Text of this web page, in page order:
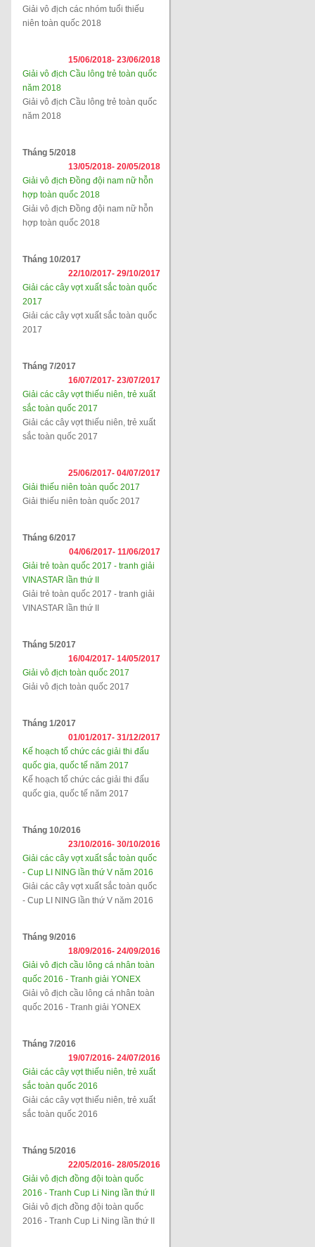
Giải vô địch các nhóm tuổi thiếu
niên toàn quốc 2018
15/06/2018- 23/06/2018
Giải vô địch Cầu lông trẻ toàn quốc
năm 2018
Giải vô địch Cầu lông trẻ toàn quốc
năm 2018
Tháng 5/2018
13/05/2018- 20/05/2018
Giải vô địch Đồng đội nam nữ hỗn
hợp toàn quốc 2018
Giải vô địch Đồng đội nam nữ hỗn
hợp toàn quốc 2018
Tháng 10/2017
22/10/2017- 29/10/2017
Giải các cây vợt xuất sắc toàn quốc
2017
Giải các cây vợt xuất sắc toàn quốc
2017
Tháng 7/2017
16/07/2017- 23/07/2017
Giải các cây vợt thiếu niên, trẻ xuất
sắc toàn quốc 2017
Giải các cây vợt thiếu niên, trẻ xuất
sắc toàn quốc 2017
25/06/2017- 04/07/2017
Giải thiếu niên toàn quốc 2017
Giải thiếu niên toàn quốc 2017
Tháng 6/2017
04/06/2017- 11/06/2017
Giải trẻ toàn quốc 2017 - tranh giải
VINASTAR lần thứ II
Giải trẻ toàn quốc 2017 - tranh giải
VINASTAR lần thứ II
Tháng 5/2017
16/04/2017- 14/05/2017
Giải vô địch toàn quốc 2017
Giải vô địch toàn quốc 2017
Tháng 1/2017
01/01/2017- 31/12/2017
Kế hoạch tổ chức các giải thi đấu
quốc gia, quốc tế năm 2017
Kế hoạch tổ chức các giải thi đấu
quốc gia, quốc tế năm 2017
Tháng 10/2016
23/10/2016- 30/10/2016
Giải các cây vợt xuất sắc toàn quốc
- Cup LI NING lần thứ V năm 2016
Giải các cây vợt xuất sắc toàn quốc
- Cup LI NING lần thứ V năm 2016
Tháng 9/2016
18/09/2016- 24/09/2016
Giải vô địch cầu lông cá nhân toàn
quốc 2016 - Tranh giải YONEX
Giải vô địch cầu lông cá nhân toàn
quốc 2016 - Tranh giải YONEX
Tháng 7/2016
19/07/2016- 24/07/2016
Giải các cây vợt thiếu niên, trẻ xuất
sắc toàn quốc 2016
Giải các cây vợt thiếu niên, trẻ xuất
sắc toàn quốc 2016
Tháng 5/2016
22/05/2016- 28/05/2016
Giải vô địch đồng đội toàn quốc
2016 - Tranh Cup Li Ning lần thứ II
Giải vô địch đồng đội toàn quốc
2016 - Tranh Cup Li Ning lần thứ II